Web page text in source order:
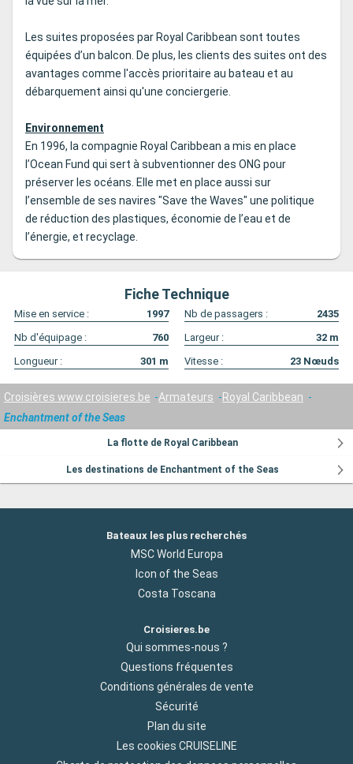
Les suites proposées par Royal Caribbean sont toutes
équipées d’un balcon. De plus, les clients des suites ont des
avantages comme l'accès prioritaire au bateau et au
débarquement ainsi qu'une conciergerie.
Environnement
En 1996, la compagnie Royal Caribbean a mis en place
l’Ocean Fund qui sert à subventionner des ONG pour
préserver les océans. Elle met en place aussi sur
l’ensemble de ses navires "Save the Waves" une politique
de réduction des plastiques, économie de l’eau et de
l’énergie, et recyclage.
Fiche Technique
Mise en service : 1997 Nb de passagers :
2435
Nb d'équipage :
760 Largeur : 32 m
Longueur :
301 m Vitesse : 23 Nœuds
Croisières www.croisieres.be Armateurs
Royal Caribbean
Enchantment of the Seas
La flotte de Royal Caribbean
Les destinations de Enchantment of the Seas
Bateaux les plus recherchés
MSC World Europa
Icon of the Seas
Costa Toscana
Croisieres.be
Qui sommes-nous ?
Questions fréquentes
Conditions générales de vente
Sécurité
Plan du site
Les cookies CRUISELINE